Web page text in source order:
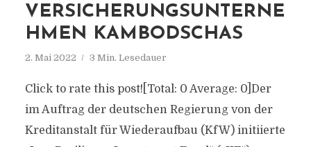
ERSICHERUNGSUNTERNEH
MEN KAMBODSCHAS
2. Mai 2022 3 Min. Lesedauer
Click to rate this post![Total: 0 Average: 0]Der
im Auftrag der deutschen Regierung von der
Kreditanstalt für Wiederaufbau (KfW) initiierte